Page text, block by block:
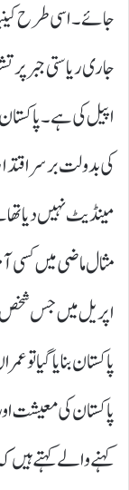
جائے۔ اسی طرح
جاری ریاستی جبر
اپیل کی ہے۔
کی بدولت برسر
مینڈیٹ نہیں دیا
مثال ماضی میں
اپریل میں جس شخص
پاکستان بنایا گیا
پاکستان کی معیشت
کہنے والے کہتے ہیں